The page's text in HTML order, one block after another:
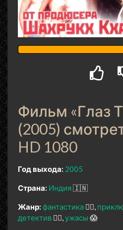
Фильм «Глаз
(2005)
HD 1080
Год выхода: 2005
Страна: Индия🇮🇳
Жанр: фантастика 🧙‍♀️
детектив 🕵️‍♂️ ужасы 😱